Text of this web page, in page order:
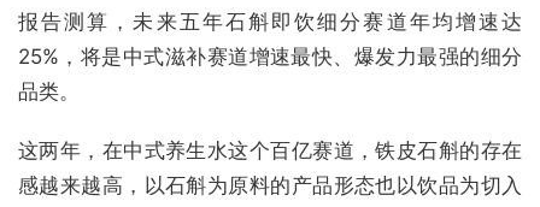
报告测算，未来五年石斛即饮细分赛道年均增速达
25%，将是中式滋补赛道增速最快、爆发力最强的细分
品类。
这两年，在中式养生水这个百亿赛道，铁皮石斛的存在
感越来越高，以石斛为原料的产品形态也以饮品为切入